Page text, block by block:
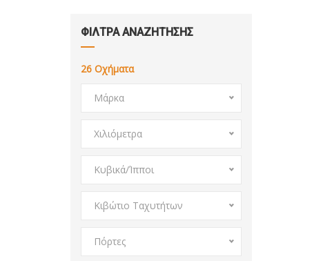
ΦΙΛΤΡΑ ΑΝΑΖΗΤΗΣΗΣ
26 Οχήματα
Μάρκα
Χιλιόμετρα
Κυβικά/Ίπποι
Κιβώτιο Ταχυτήτων
Πόρτες